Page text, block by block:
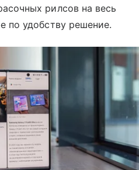
рилсов на весь
по удобству решение.